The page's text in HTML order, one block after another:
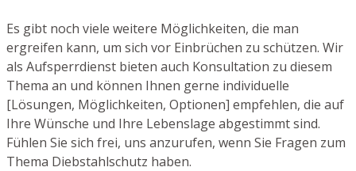
Es gibt noch viele weitere Möglichkeiten, die man
ergreifen kann, um sich vor Einbrüchen zu schützen. Wir
als Aufsperrdienst bieten auch Konsultation zu diesem
Thema an und können Ihnen gerne individuelle
[Lösungen, Möglichkeiten, Optionen] empfehlen, die auf
Ihre Wünsche und Ihre Lebenslage abgestimmt sind.
Fühlen Sie sich frei, uns anzurufen, wenn Sie Fragen zum
Thema Diebstahlschutz haben.